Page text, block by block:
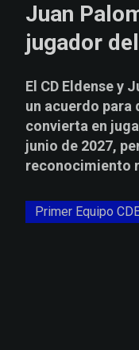
Juan
jugador
El CD Eldense y
un acuerdo para
convierta en
junio de 2027,
reconocimiento
Primer Equipo